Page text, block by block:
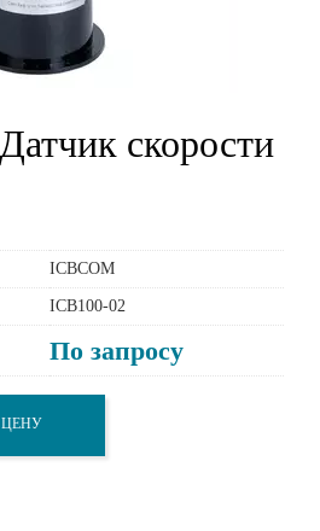
скорости
ICBCOM
ICB100-02
По запросу
ЦЕНУ